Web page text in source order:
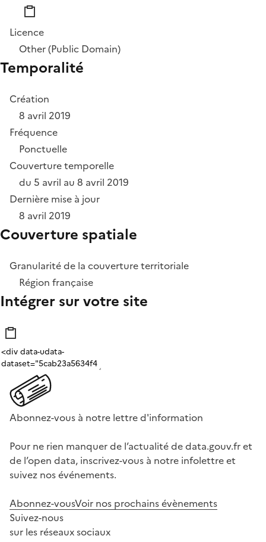
Licence
Other (Public Domain)
Temporalité
Création
8 avril 2019
Fréquence
Ponctuelle
Couverture temporelle
du 5 avril au 8 avril 2019
Dernière mise à jour
8 avril 2019
Couverture spatiale
Granularité de la couverture territoriale
Région française
Intégrer sur votre site
Abonnez-vous à notre lettre d'information
Pour ne rien manquer de l’actualité de data.gouv.fr et
de l’open data, inscrivez-vous à notre infolettre et
suivez nos événements.
Abonnez-vousVoir nos prochains évènements
Suivez-nous
sur les réseaux sociaux